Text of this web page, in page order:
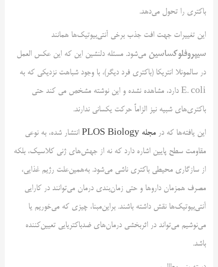
باکتری را تحول می‌دهد.
این تغییرات جهت افت جذب برخی آنتی‌بیوتیک‌ها همانند
سیپروفلوکساسین می‌شود. مسئله دلنشین این که این عکس العمل
در سالمونلا انتریکا (باکتری فرد دیگر)، با وجود شباهت نزدیکی که به
E. coli دارد، مشاهده نشده و این نوشته مشخص می کند حتی
باکتری‌های شبیه نیز الزاماً حرکت یکسانی ندارند.
این یافته‌ها که در مجله PLOS Biology
انتشار شده، به نوعی
مقاومت سطح پایین اشاره دارد که نه از جهش‌های ژنی کلاسیک، بلکه
از سازگاری محیطی باکتری ناشی می‌شود. به‌همین‌علت رژیم غذایی،
مصرف همزمان داروها و حتی زمان‌بندی درمان می‌توانند در کارایی
آنتی‌بیوتیک‌ها نقش داشته باشند. براین‌مبنا، چیزی که می‌خوریم یا
می‌نوشیم می‌تواند در اثربخشی درمان‌های ضدباکتریایی تعیین‌کننده
باشد.